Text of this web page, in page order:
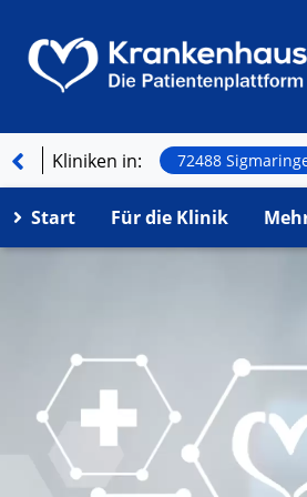
Kliniken in: 72488
Start Für die Klinik